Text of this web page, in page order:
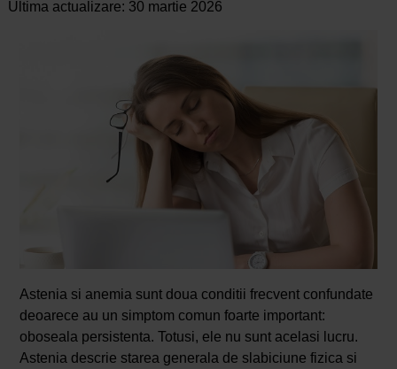
Ultima actualizare: 30 martie 2026
Astenia si anemia sunt doua conditii frecvent confundate
deoarece au un simptom comun foarte important:
oboseala persistenta. Totusi, ele nu sunt acelasi lucru.
Astenia descrie starea generala de slabiciune fizica si